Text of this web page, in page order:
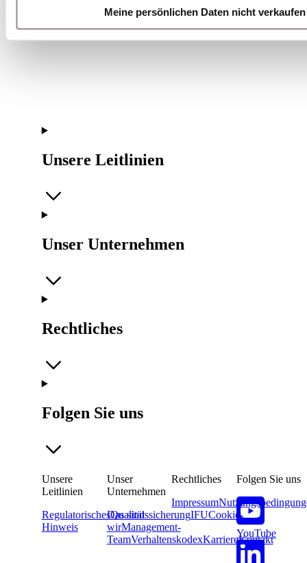
Meine persönlichen Daten nicht
Unsere Leitlinien
Unser Unternehmen
Rechtliches
Folgen Sie uns
Unsere
Leitlinien
RegulatorischesQualitätssicherungIFUCookie-
Hinweis
Unser
Unternehmen
Das sind
wirManagement-
TeamVerhaltenskodexKarriereKontakt
Rechtliches
Impressum
Folgen Sie uns
YouTube